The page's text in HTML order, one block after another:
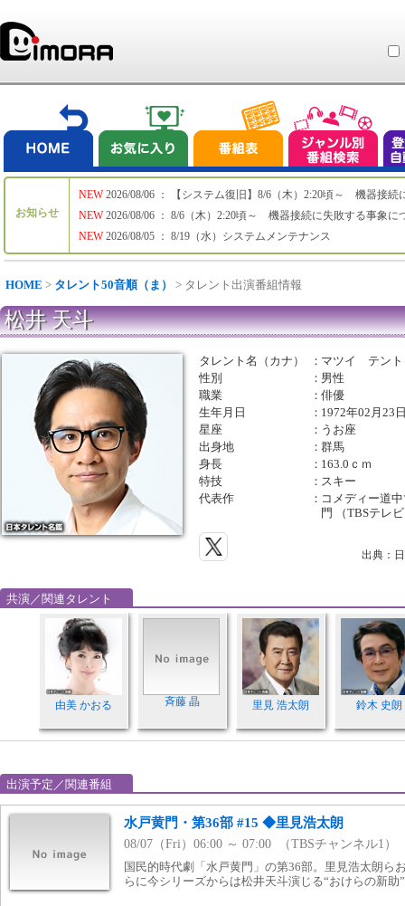
お知らせ
NEW
NEW
NEW
2026/08/06 ： 【システム復旧】8/6（木）2:20頃～ 機器接続
2026/08/06 ： 8/6（木）2:20頃～ 機器接続に失敗する事象に
2026/08/05 ： 8/19（水）システムメンテナンス
HOME > タレント50音順（ま） > タレント出演番組情報
松井 天斗
タレント名（カナ） ： マツイ テント
性別
： 男性
職業
：俳優
生年月日
： 1972年02月23
星座
： うお座
出身地
：群馬
身長
： 163.0ｃｍ
特技
： スキー
代表作
： コメディー道
門 （TBSテレ
出典：
共演／関連タレント
由美 かおる 斉藤 晶 里見 浩太朗 鈴木 史朗
出演予定／関連番組
水戸黄門・第36部 #15 ◆里見浩太朗
08/07（Fri）06:00 ～ 07:00 （TBSチャンネル1）
国民的時代劇「水戸黄門」の第36部。里見浩太朗ら
らに今シリーズからは松井天斗演じる“おけらの新助